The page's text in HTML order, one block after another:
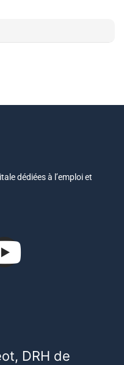
dédiées à l’emploi et
DRH de